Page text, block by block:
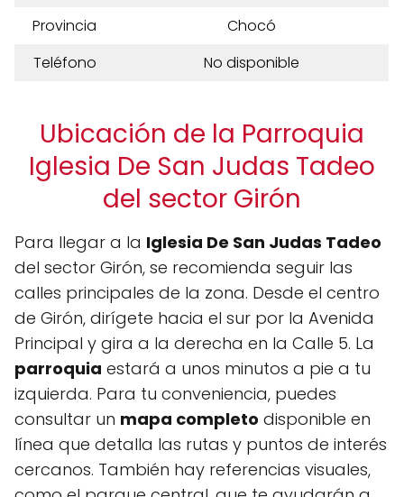
Provincia
Chocó
Teléfono
No disponible
Ubicación de la Parroquia
Iglesia De San Judas Tadeo
del sector Girón
Para llegar a la Iglesia De San Judas Tadeo
del sector Girón, se recomienda seguir las
calles principales de la zona. Desde el centro
de Girón, dirígete hacia el sur por la Avenida
Principal y gira a la derecha en la Calle 5. La
parroquia estará a unos minutos a pie a tu
izquierda. Para tu conveniencia, puedes
consultar un mapa completo disponible en
línea que detalla las rutas y puntos de interés
cercanos. También hay referencias visuales,